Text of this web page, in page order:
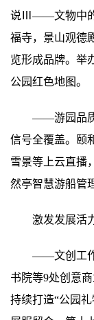
说Ⅲ——文物中的
福寺，景山观德
览形成品牌。举
公园红色地图。
——游园品质
信号全覆盖。颐
雪景等上云直播
然亭智慧游船管
激发发展活
——文创工作
书院等9处创意
持续打造“公园